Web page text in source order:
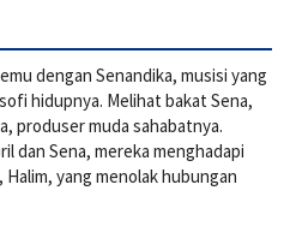
dengan Senandika, musisi yang
hidupnya. Melihat bakat Sena,
produser muda sahabatnya.
dan Sena, mereka menghadapi
yang menolak hubungan